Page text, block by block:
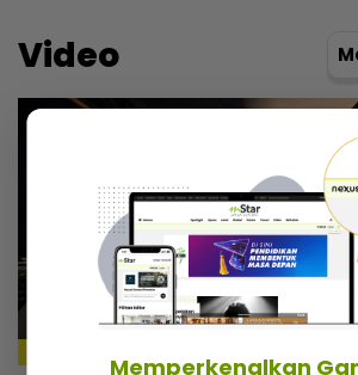
Video
Memperkenalkan